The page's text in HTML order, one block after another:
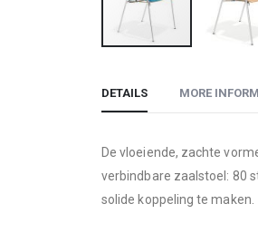
the
of
DETAILS
De vloeiende, zachte
verbindbare zaalstoel: 80
solide koppeling te maken.
MORE